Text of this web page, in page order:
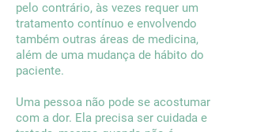
pelo contrário, às vezes requer um
tratamento contínuo e envolvendo
também outras áreas de medicina,
além de uma mudança de hábito do
paciente.
Uma pessoa não pode se acostumar
com a dor. Ela precisa ser cuidada e